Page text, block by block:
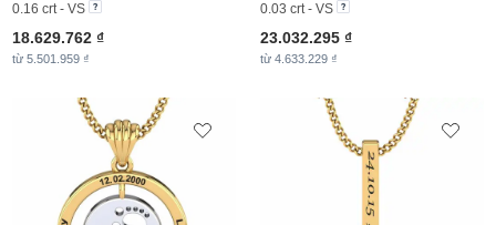
0.16 crt - VS
18.629.762 ₫
từ 5.501.959 ₫
0.03 crt - VS
23.032.295 ₫
từ 4.633.229 ₫